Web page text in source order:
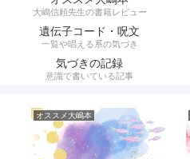
大嶋信頼先生の書籍レビュー
遺伝子コード・呪文
一覧や唱える系の気づき
気づきの記録
意識で書いている記事
オススメ大嶋本